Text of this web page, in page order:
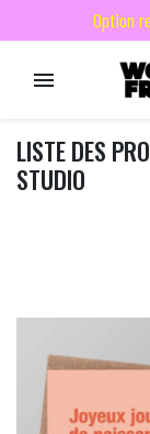
Option

LISTE DES
STUDIO